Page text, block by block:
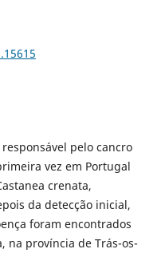
pelo cancro
vez em Portugal
crenata,
da detecção inicial,
foram encontrados
na província de Trás-os-